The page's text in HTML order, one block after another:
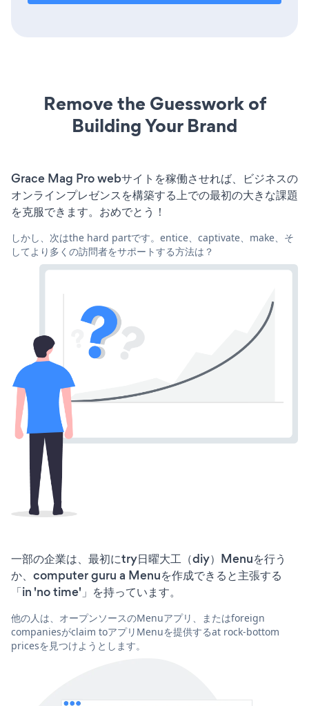
Remove the Guesswork of
Building Your Brand
Grace Mag Pro webサイトを稼働させれば、ビジネスの
オンラインプレゼンスを構築する上での最初の大きな課題
を克服できます。おめでとう！
しかし、次はthe hard partです。entice、captivate、make、そ
してより多くの訪問者をサポートする方法は？
一部の企業は、最初にtry日曜大工（diy）Menuを行う
か、computer guru a Menuを作成できると主張する
「in 'no time'」を持っています。
他の人は、オープンソースのMenuアプリ、またはforeign
companiesがclaim toアプリMenuを提供するat rock-bottom
pricesを見つけようとします。